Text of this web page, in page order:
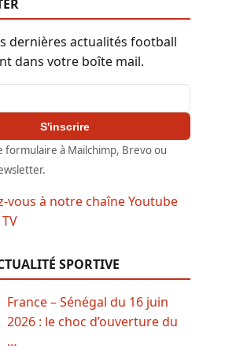
dernières actualités football
dans votre boîte mail.
S'inscrire
formulaire à Mailchimp, Brevo ou
SPORTIVE
France – Sénégal du 16 juin
2026 : le choc d’ouverture du
…